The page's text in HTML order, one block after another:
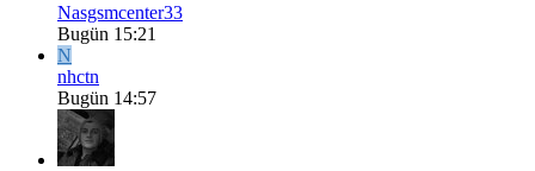
Nasgsmcenter33
Bugün 15:21
N
nhctn
Bugün 14:57